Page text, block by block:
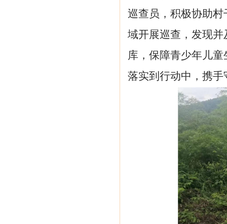
巡查员，积极协助
域开展巡查，发现
库，保障青少年儿
落实到行动中，携